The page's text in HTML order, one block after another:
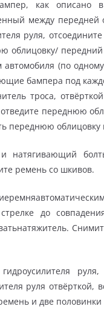
как описано
между
руля, отсоедините
передний
(по
бампера под
троса,
переднюю
переднюю облицовку
натягивающий
ремень со шкивов.
до
руля,
руля отвёрткой,
и две половинки